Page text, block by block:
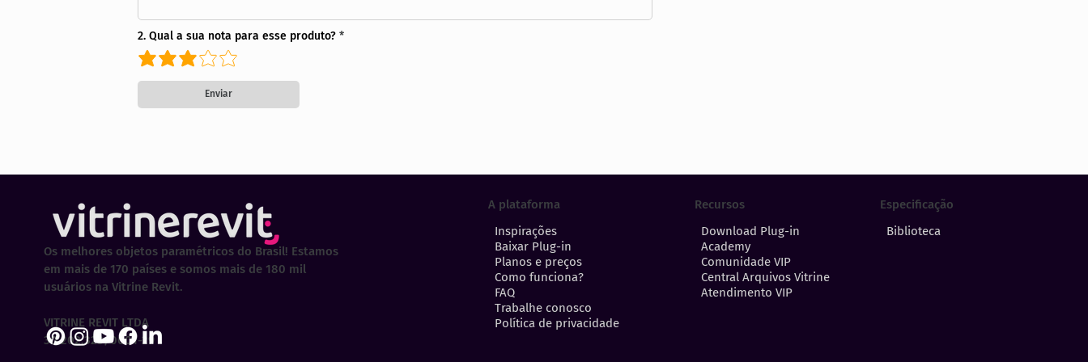
2. Qual a sua nota para esse produto?
Enviar
A plataforma
Inspirações
Baixar Plug-in
Planos e preços
Como funciona?
FAQ
Trabalhe conosco
Política de privacidade
Recursos
Download Plug-in
Academy
Comunidade VIP
Central Arquivos Vitrine
Atendimento VIP
Especificação
Biblioteca
Os melhores objetos paramétricos do Brasil! Estamos
em mais de 170 países e somos mais de 180 mil
usuários na Vitrine Revit.
VITRINE REVIT LTDA
30.202.323/0001-29